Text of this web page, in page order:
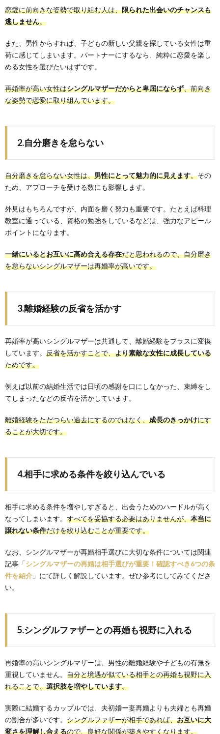
恋愛に前向きな姿勢で取り組む人は、限られた出会いのチャンスも
逃しません。
また、男性からすれば、子どもの新しい父親を探している女性は重
荷に感じてしまいます。パートナーにするなら、純粋に恋愛を楽し
める女性を選びたいはずです。
再婚率が高い女性はシングルマザーだからと卑屈にならず、前向き
な姿勢で恋愛に取り組んでいます。
2.自分磨きを怠らない
自分磨きを怠らない女性は、男性にとって魅力的に見えます。その
ため、アプローチを受ける数にも影響します。
外見はもちろんですが、内面を磨く努力も重要です。たとえば料理
教室に通っている、資格の勉強をしているなどは、強力なアピール
ポイントになります。
一緒にいるとお互いに高め合える存在だと思われるので、自分磨き
を怠らないシングルマザーは再婚率が高いです。
3.離婚経験の反省を活かす
再婚率が高いシングルマザーは共通して、離婚経験をプラスに変換
しています。 反省を活かすことで、より素敵な女性に成長している
ためです。
例えば以前の結婚生活では日頃の感謝を口にしなかった、束縛をし
てしまったなどの反省を活かしています。
離婚経験をただつらい過去にするのではなく、成長のきっかけにす
ることが大切です。
4.相手に求める条件を絞り込んでいる
相手に求める条件を増やしすぎると、出会うためのハードルが高く
なってしまいます。 すべてを妥協する必要はありませんが、本当に
譲れない条件だけを絞り込むことが重要です。
なお、シングルマザーが再婚相手選びに大切な条件については関連
記事「シングルマザーの再婚は相手選びが重要！確認すべき6つの条
件を紹介 」にて詳しく解説しています。ぜひ参考にしてみてくださ
い。
5.シングルファザーとの再婚も視野に入れる
再婚率の高いシングルマザーは、男性の離婚経験や子どもの有無を
重視していません。 自分と境遇が似ている相手との再婚も視野に入
れることで、選択肢を増やしています。
実際に結婚するカップルでは、夫初婚ー妻再婚よりも夫婦とも再婚
の割合が多いです。 シングルファザーが相手であれば、お互いに大
変さを理解し合えるので、良好な関係が築きやすくなります。